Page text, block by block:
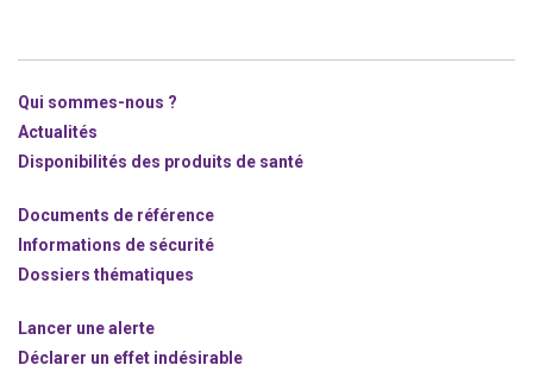
Qui sommes-nous ?
Actualités
Disponibilités des produits de santé
Documents de référence
Informations de sécurité
Dossiers thématiques
Lancer une alerte
Déclarer un effet indésirable